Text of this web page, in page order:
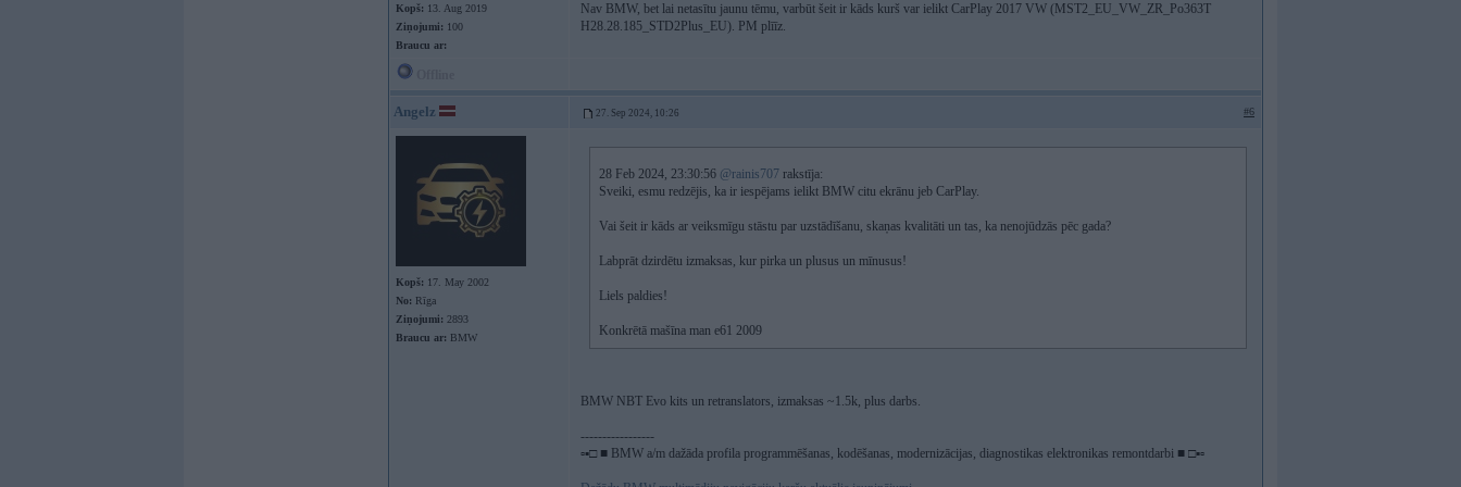
Kopš: 13. Aug 2019
Ziņojumi: 100
Braucu ar:
Nav BMW, bet lai netasītu jaunu tēmu, varbūt šeit ir kāds kurš var ielikt CarPlay 2017 VW (MST2_EU_VW_ZR_Po363T
H28.28.185_STD2Plus_EU). PM plīīz.
Angelz 27. Sep 2024, 10:26 #6
Kopš: 17. May 2002
No: Rīga
Ziņojumi: 2893
Braucu ar: BMW
28 Feb 2024, 23:30:56 @rainis707 rakstīja:
Sveiki, esmu redzējis, ka ir iespējams ielikt BMW citu ekrānu jeb CarPlay.
Vai šeit ir kāds ar veiksmīgu stāstu par uzstādīšanu, skaņas kvalitāti un tas, ka nenojūdzās pēc gada?
Labprāt dzirdētu izmaksas, kur pirka un plusus un mīnusus!
Liels paldies!
Konkrētā mašīna man e61 2009
BMW NBT Evo kits un retranslators, izmaksas ~1.5k, plus darbs.
-----------------
▫▪□ ■ BMW a/m dažāda profila programmēšanas, kodēšanas, modernizācijas, diagnostikas elektronikas remontdarbi ■ □▪▫